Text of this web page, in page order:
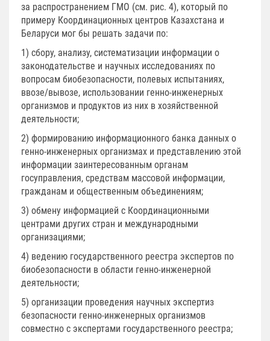
за распространением ГМО (см. рис. 4), который по
примеру Координационных центров Казахстана и
Беларуси мог бы решать задачи по:
1) сбору, анализу, систематизации информации о
законодательстве и научных исследованиях по
вопросам биобезопасности, полевых испытаниях,
ввозе/вывозе, использовании генно-инженерных
организмов и продуктов из них в хозяйственной
деятельности;
2) формированию информационного банка данных о
генно-инженерных организмах и представлению этой
информации заинтересованным органам
госуправления, средствам массовой информации,
гражданам и общественным объединениям;
3) обмену информацией с Координационными
центрами других стран и международными
организациями;
4) ведению государственного реестра экспертов по
биобезопасности в области генно-инженерной
деятельности;
5) организации проведения научных экспертиз
безопасности генно-инженерных организмов
совместно с экспертами государственного реестра;